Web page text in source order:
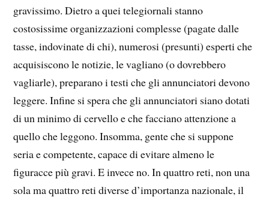
gravissimo. Dietro a quei telegiornali stanno
costosissime organizzazioni complesse (pagate dalle
tasse, indovinate di chi), numerosi (presunti) esperti che
acquisiscono le notizie, le vagliano (o dovrebbero
vagliarle), preparano i testi che gli annunciatori devono
leggere. Infine si spera che gli annunciatori siano dotati
di un minimo di cervello e che facciano attenzione a
quello che leggono. Insomma, gente che si suppone
seria e competente, capace di evitare almeno le
figuracce più gravi. E invece no. In quattro reti, non una
sola ma quattro reti diverse d’importanza nazionale, il